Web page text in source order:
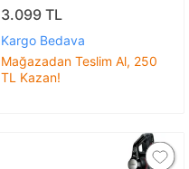
3.099 TL
Kargo Bedava
Mağazadan Teslim Al, 250
TL Kazan!